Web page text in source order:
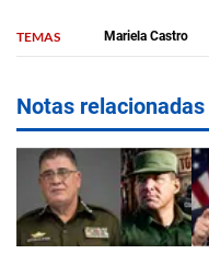
TEMAS Mariela Castro
Notas relacionadas